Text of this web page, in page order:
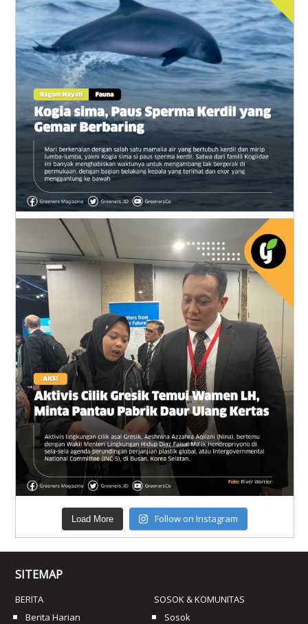
Load More Follow on Instagram
SITEMAP
BERITA
Berita Harian
SOSOK & KOMUNITAS
Sosok